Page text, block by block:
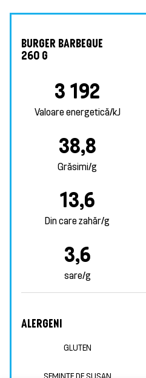
BURGER BARBEQUE
260 G
3 192
Valoare energetică/kJ
38,8
Grăsimi/g
13,6
Din care zahăr/g
3,6
sare/g
ALERGENI
GLUTEN
SEMINȚE DE SUSAN